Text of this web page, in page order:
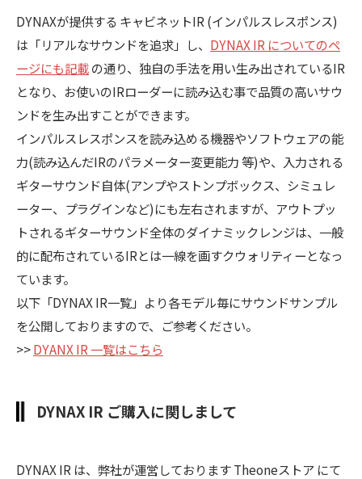
DYNAXが提供する キャビネットIR (インパルスレスポンス)
は「リアルなサウンドを追求」し、 DYNAX IR についてのペ
ージにも記載の通り、独自の手法を用い生み出されているIR
となり、お使いのIRローダーに読み込む事で品質の高いサウ
ンドを生み出すことができます。
インパルスレスポンスを読み込める機器やソフトウェアの能
力(読み込んだIRのパラメーター変更能力 等)や、入力される
ギターサウンド自体(アンプやストンプボックス、シミュレ
ーター、プラグインなど)にも左右されますが、アウトプッ
トされるギターサウンド全体のダイナミックレンジは、一般
的に配布されているIRとは一線を画すクウォリティーとなっ
ています。
以下「DYNAX IR一覧」より各モデル毎にサウンドサンプル
を公開しておりますので、ご参考ください。
>>DYANX IR 一覧はこちら
DYNAX IR ご購入に関しまして
DYNAX IR は、弊社が運営しております Theoneストア にて